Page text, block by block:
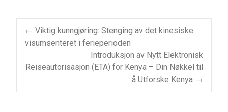
Post
navigation
← Viktig kunngjøring: Stenging av det kinesiske
visumsenteret i ferieperioden
Introduksjon av Nytt Elektronisk
Reiseautorisasjon (ETA) for Kenya – Din Nøkkel til
å Utforske Kenya →